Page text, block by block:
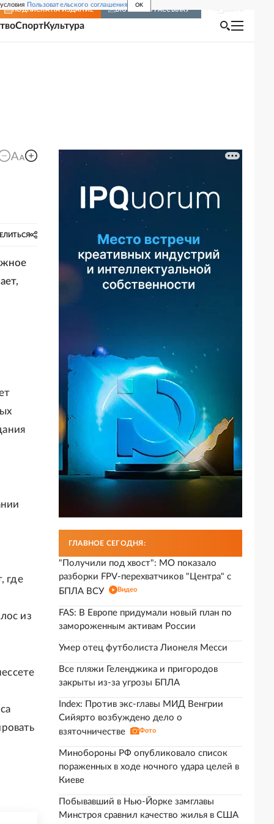
Пользовательского соглашения OK
ПОДПИСКА НА ИЗДАНИЕ ВКЛЮЧИТЬ РАССЫЛКУ
СпортКультура
где
из
ГЛАВНОЕ СЕГОДНЯ:
"Получили под хвост": МО показало
разборки FPV-перехватчиков "Центра" с
БПЛА ВСУ
Видео
FAS: В Европе придумали новый план по
замороженным активам России
Умер отец футболиста Лионеля Месси
Все пляжи Геленджика и пригородов
закрыты из-за угрозы БПЛА
Index: Против экс-главы МИД Венгрии
Сийярто возбуждено дело о
взяточничестве
Фото
Минобороны РФ опубликовало список
пораженных в ходе ночного удара целей в
Киеве
Побывавший в Нью-Йорке замглавы
Минстроя сравнил качество жилья в США